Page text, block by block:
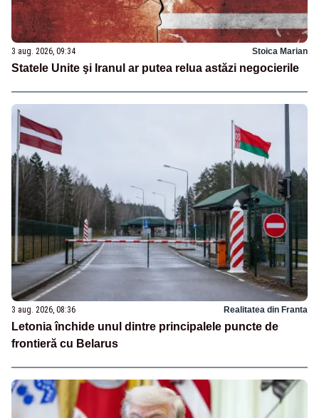
3 aug. 2026, 09:34 Stoica Marian
Statele Unite şi Iranul ar putea relua astăzi negocierile
3 aug. 2026, 08:36 Realitatea din Franta
Letonia închide unul dintre principalele puncte de
frontieră cu Belarus